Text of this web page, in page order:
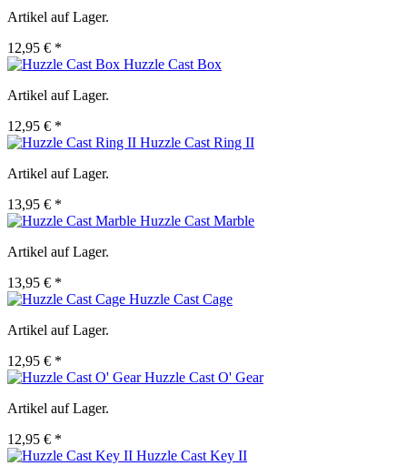
Artikel auf Lager.
12,95 € *
Huzzle Cast Box
Artikel auf Lager.
12,95 € *
Huzzle Cast Ring II
Artikel auf Lager.
13,95 € *
Huzzle Cast Marble
Artikel auf Lager.
13,95 € *
Huzzle Cast Cage
Artikel auf Lager.
12,95 € *
Huzzle Cast O' Gear
Artikel auf Lager.
12,95 € *
Huzzle Cast Key II